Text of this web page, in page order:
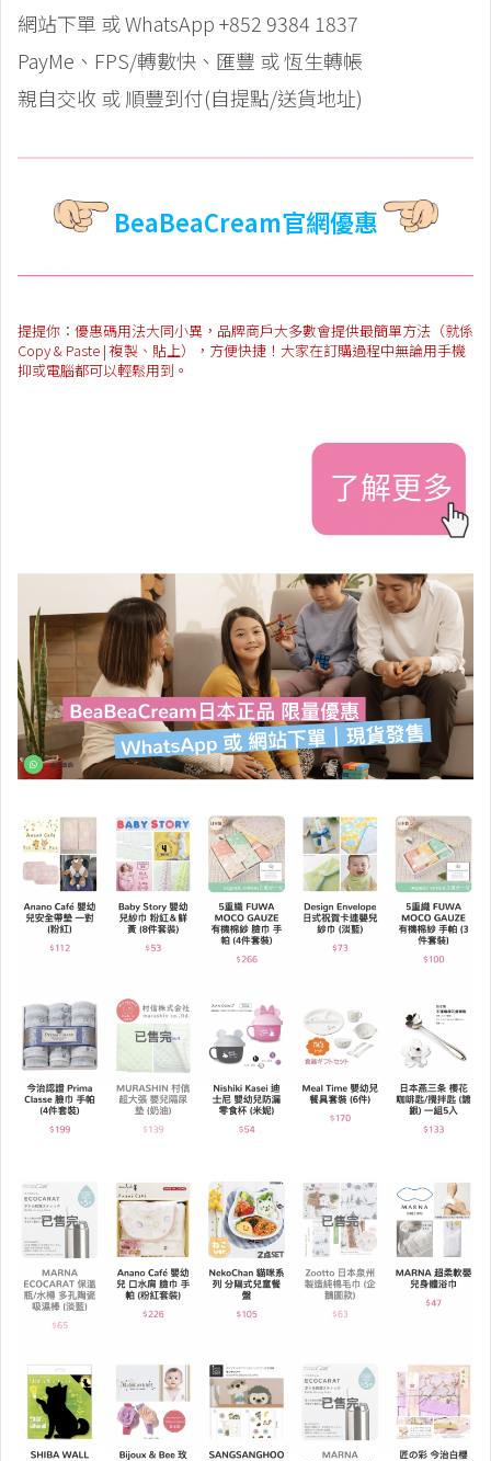
網站下單 或 WhatsApp +852 9384 1837
PayMe、FPS/轉數快、匯豐 或 恆生轉帳
親自交收 或 順豐到付(自提點/送貨地址)
BeaBeaCream官網優惠
提提你：優惠碼用法大同小異，品牌商戶大多數會提供最簡單方法（就係
Copy & Paste | 複製、貼上），方便快捷！大家在訂購過程中無論用手機
抑或電腦都可以輕鬆用到。